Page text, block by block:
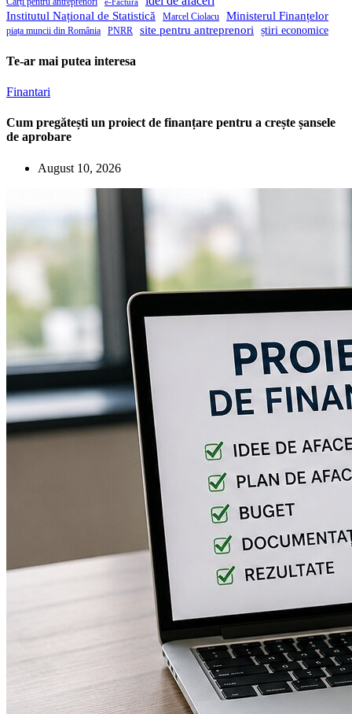
Cărți pentru antreprenori e-Factura
Institutul Național de Statistică Marcel Ciolacu Ministerul Finanțelor
piața muncii din România PNRR site pentru antreprenori știri economice
Te-ar mai putea interesa
Finantari
Cum pregătești un proiect de finanțare pentru a crește șansele
de aprobare
August 10, 2026